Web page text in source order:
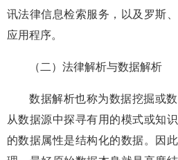
讯法律信息检索服务，以及罗斯
应用程序。
（二）法律解析与数据解析
数据解析也称为数据挖掘或
从数据源中探寻有用的模式或知
的数据属性是结构化的数据。因